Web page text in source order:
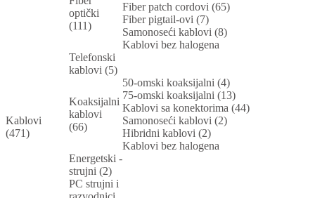
Kablovi
(471)
optički
(111)
Fiber patch cordovi (65)
Fiber pigtail-ovi (7)
Samonoseći kablovi (8)
Kablovi bez halogena
Telefonski
kablovi (5)
Koaksijalni
kablovi
(66)
50-omski koaksijalni (4)
75-omski koaksijalni (13)
Kablovi sa konektorima (44)
Samonoseći kablovi (2)
Hibridni kablovi (2)
Kablovi bez halogena
Energetski -
strujni (2)
PC strujni i